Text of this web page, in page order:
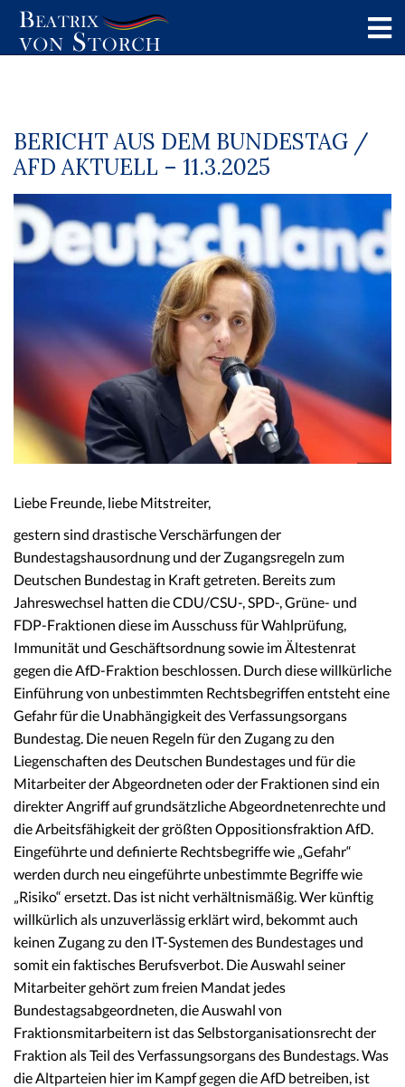
BERICHT AUS DEM BUNDESTAG /
AFD AKTUELL – 11.3.2025
Liebe Freunde, liebe Mitstreiter,
gestern sind drastische Verschärfungen der
Bundestagshausordnung und der Zugangsregeln zum
Deutschen Bundestag in Kraft getreten. Bereits zum
Jahreswechsel hatten die CDU/CSU-, SPD-, Grüne- und
FDP-Fraktionen diese im Ausschuss für Wahlprüfung,
Immunität und Geschäftsordnung sowie im Ältestenrat
gegen die AfD-Fraktion beschlossen. Durch diese willkürliche
Einführung von unbestimmten Rechtsbegriffen entsteht eine
Gefahr für die Unabhängigkeit des Verfassungsorgans
Bundestag. Die neuen Regeln für den Zugang zu den
Liegenschaften des Deutschen Bundestages und für die
Mitarbeiter der Abgeordneten oder der Fraktionen sind ein
direkter Angriff auf grundsätzliche Abgeordnetenrechte und
die Arbeitsfähigkeit der größten Oppositionsfraktion AfD.
Eingeführte und definierte Rechtsbegriffe wie „Gefahr“
werden durch neu eingeführte unbestimmte Begriffe wie
„Risiko“ ersetzt. Das ist nicht verhältnismäßig. Wer künftig
willkürlich als unzuverlässig erklärt wird, bekommt auch
keinen Zugang zu den IT-Systemen des Bundestages und
somit ein faktisches Berufsverbot. Die Auswahl seiner
Mitarbeiter gehört zum freien Mandat jedes
Bundestagsabgeordneten, die Auswahl von
Fraktionsmitarbeitern ist das Selbstorganisationsrecht der
Fraktion als Teil des Verfassungsorgans des Bundestags. Was
die Altparteien hier im Kampf gegen die AfD betreiben, ist